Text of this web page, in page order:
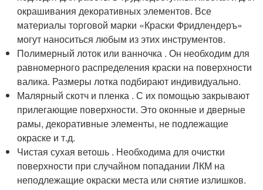
окрашивания декоративных элементов. Все
материалы торговой марки «Краски Фридлендеръ»
могут наноситься любым из этих инструментов.
Полимерный лоток или ванночка . Он необходим для
равномерного распределения краски на поверхности
валика. Размеры лотка подбирают индивидуально.
Малярный скотч и пленка . С их помощью закрывают
прилегающие поверхности. Это оконные и дверные
рамы, декоративные элементы, не подлежащие
окраске и т.д.
Чистая сухая ветошь . Необходима для очистки
поверхности при случайном попадании ЛКМ на
неподлежащие окраски места или снятие излишков.